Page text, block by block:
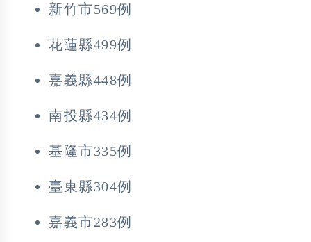
新竹市569例
花蓮縣499例
嘉義縣448例
南投縣434例
基隆市335例
臺東縣304例
嘉義市283例